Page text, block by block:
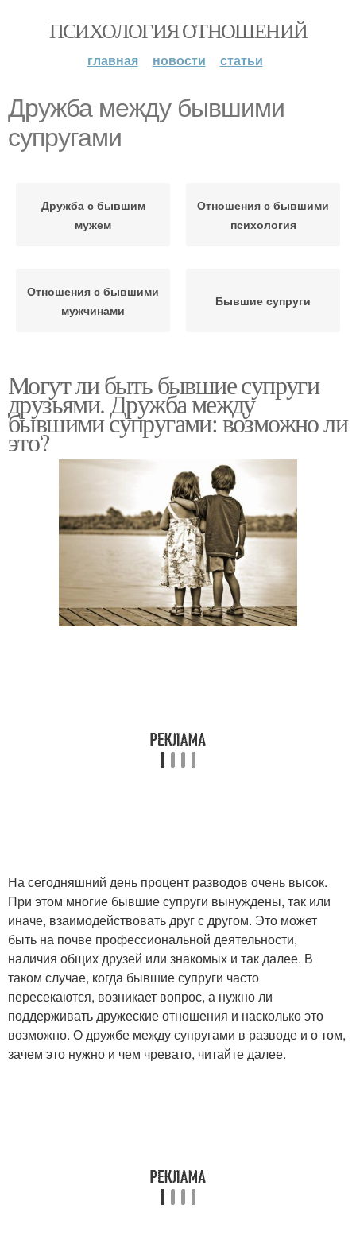
ПСИХОЛОГИЯ ОТНОШЕНИЙ
главная новости статьи
Дружба между бывшими
супругами
Дружба с бывшим
мужем
Отношения с бывшими
психология
Отношения с бывшими
мужчинами
Бывшие супруги
Могут ли быть бывшие супруги
друзьями. Дружба между
бывшими супругами: возможно ли
это?
На сегодняшний день процент разводов очень высок.
При этом многие бывшие супруги вынуждены, так или
иначе, взаимодействовать друг с другом. Это может
быть на почве профессиональной деятельности,
наличия общих друзей или знакомых и так далее. В
таком случае, когда бывшие супруги часто
пересекаются, возникает вопрос, а нужно ли
поддерживать дружеские отношения и насколько это
возможно. О дружбе между супругами в разводе и о том,
зачем это нужно и чем чревато, читайте далее.